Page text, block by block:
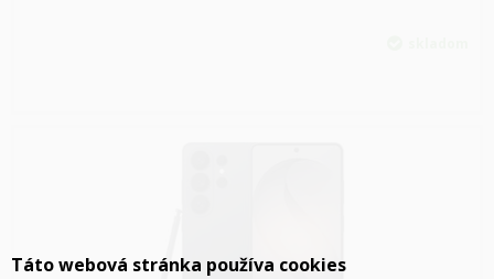
Táto webová stránka používa cookies